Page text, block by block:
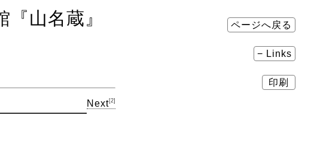
ページへ戻る
− Links
印刷
『山名蔵』
Next[2]